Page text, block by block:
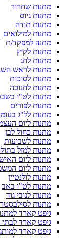
מתנות שחרור
מתנות גיוס
מתנות תודה
מתנות למילואים
מתנה למפקד/ת
מתנות לקיץ
מתנות לחג
מתנות לראש
מתנות לסוכות
מתנות לחנוכה
מתנות לט"ו
מתנות לפורים
מתנות לל"ג
מתנות ליום
מתנות כחול לבן
מתנות לשבועות
מתנות למזל
מתנות ליום
מתנות ליום
מתנות לולנטיין
מתנות לט"ו באב
מתנות לנובי גוד
מתנות לסילבסטר
גיפט קארד
גיפט קארד
גיפט קארד